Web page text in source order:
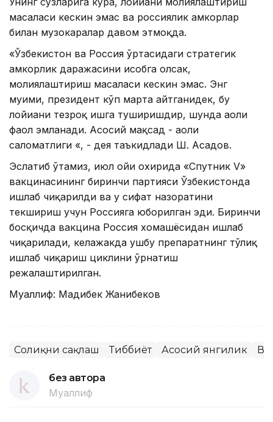
масаласи кескин эмас ва россиялик ҳамкорлар
билан музокаралар давом этмоқда.
«Ўзбекистон ва Россия ўртасидаги стратегик
ҳамкорлик даражасини ҳисобга олсак,
молиялаштириш масаласи кескин эмас. Энг
муҳими, президент кўп марта айтганидек, бу
лойиҳани тезроқ ишга туширишдир, шунда аҳоли
фаол эмланади. Асосий мақсад - аҳоли
саломатлиги «, - дея таъкидлади Ш. Асадов.
Эслатиб ўтамиз, июл ойи охирида «Спутник V»
вакцинасининг биринчи партияси Ўзбекистонда
ишлаб чиқарилди ва у сифат назоратини
текшириш учун Россияга юборилган эди. Биринчи
босқичда вакцина Россия хомашёсидан ишлаб
чиқарилади, келажакда ушбу препаратнинг тўлиқ
ишлаб чиқариш циклини ўрнатиш
режалаштирилган.
Муаллиф: Мадибек Жанибеков
Соғлиқни сақлаш Тиббиёт Асосий янгилик
без автора
Муаллиф